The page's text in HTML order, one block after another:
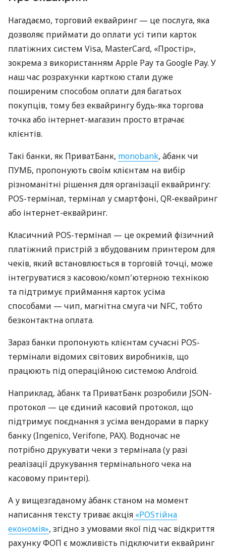
Нагадаємо, торговий еквайринг — це послуга, яка
дозволяє приймати до оплати усі типи карток
платіжних систем Visa, MasterCard, «Простір»,
зокрема з використанням Apple Pay та Google Pay. У
наш час розрахунки карткою стали дуже
поширеним способом оплати для багатьох
покупців, тому без еквайрингу будь-яка торгова
точка або інтернет-магазин просто втрачає
клієнтів.
Такі банки, як ПриватБанк, monobank, àбанк чи
ПУМБ, пропонують своїм клієнтам на вибір
різноманітні рішення для організації еквайрингу:
POS-термінал, термінал у смартфоні, QR-еквайринг
або інтернет-еквайринг.
Класичний POS-термінал — це окремий фізичний
платіжний пристрій з вбудованим принтером для
чеків, який встановлюється в торговій точці, може
інтегруватися з касовою/комп'ютерною технікою
та підтримує приймання карток усіма
способами — чип, магнітна смуга чи NFC, тобто
безконтактна оплата.
Зараз банки пропонують клієнтам сучасні POS-
термінали відомих світових виробників, що
працюють під операційною системою Android.
Наприклад, àбанк та ПриватБанк розробили JSON-
протокол — це єдиний касовий протокол, що
підтримує поєднання з усіма вендорами в парку
банку (Ingenico, Verifone, PAX). Водночас не
потрібно друкувати чеки з термінала (у разі
реалізації друкування термінального чека на
касовому принтері).
А у вищезгаданому àбанк станом на момент
написання тексту триває акція «POSтійна
економія», згідно з умовами якої під час відкриття
рахунку ФОП є можливість підключити еквайринг